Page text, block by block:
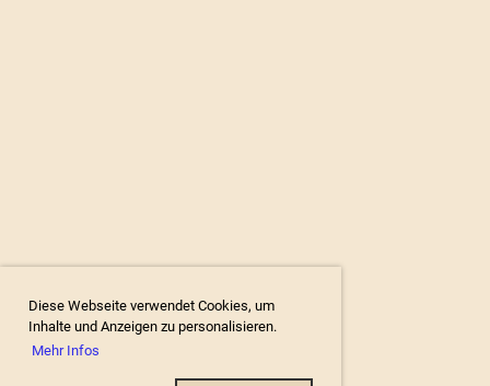
Diese Webseite verwendet Cookies, um
Inhalte und Anzeigen zu personalisieren.
Mehr Infos